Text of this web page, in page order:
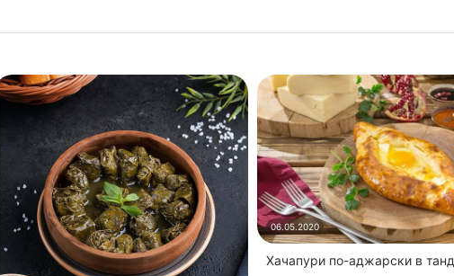
06.05.2020
Хачапури по-аджарски в